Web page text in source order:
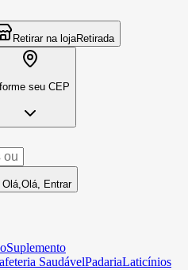
Retirar na lojaRetirada
seu CEP
Olá, Olá, Entrar
Suplemento
SaudávelPadariaLaticínios